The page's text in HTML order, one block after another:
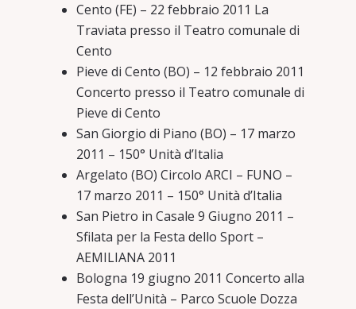
Cento (FE) – 22 febbraio 2011 La
Traviata presso il Teatro comunale di
Cento
Pieve di Cento (BO) – 12 febbraio 2011
Concerto presso il Teatro comunale di
Pieve di Cento
San Giorgio di Piano (BO) – 17 marzo
2011 – 150° Unità d’Italia
Argelato (BO) Circolo ARCI – FUNO –
17 marzo 2011 – 150° Unità d’Italia
San Pietro in Casale 9 Giugno 2011 –
Sfilata per la Festa dello Sport –
AEMILIANA 2011
Bologna 19 giugno 2011 Concerto alla
Festa dell’Unità – Parco Scuole Dozza